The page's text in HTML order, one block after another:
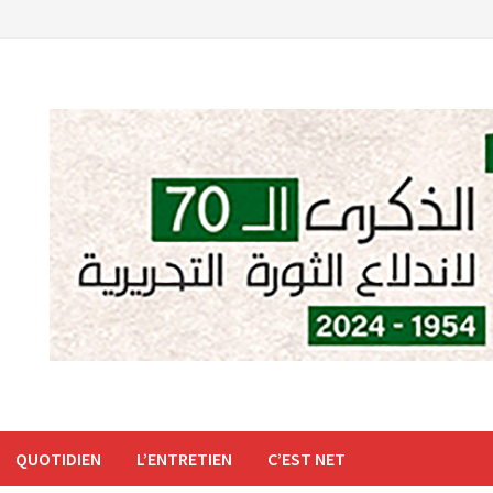
QUOTIDIEN L’ENTRETIEN C’EST NET